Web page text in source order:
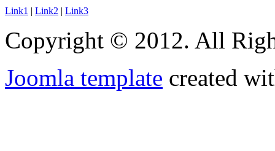
Link1 | Link2 | Link3
Copyright © 2012. All
Joomla template created